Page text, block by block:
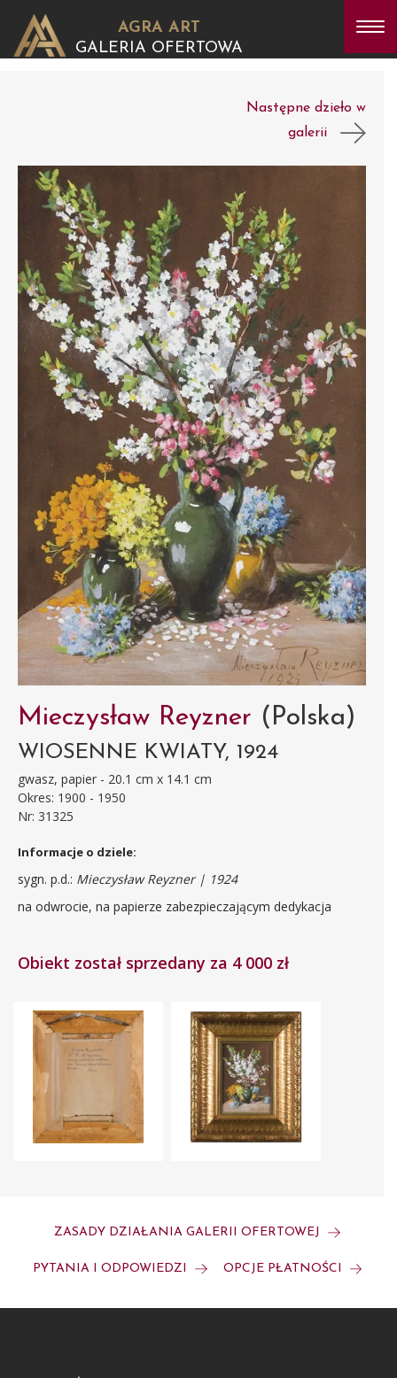
AGRA ART
GALERIA OFERTOWA
Następne dzieło w
galerii
Mieczysław Reyzner (Polska)
WIOSENNE KWIATY, 1924
gwasz, papier - 20.1 cm x 14.1 cm
Okres: 1900 - 1950
Nr: 31325
Informacje o dziele:
sygn. p.d.: Mieczysław Reyzner | 1924
na odwrocie, na papierze zabezpieczającym dedykacja
Obiekt został sprzedany za 4 000 zł
ZASADY DZIAŁANIA GALERII OFERTOWEJ
PYTANIA I ODPOWIEDZI OPCJE PŁATNOŚCI